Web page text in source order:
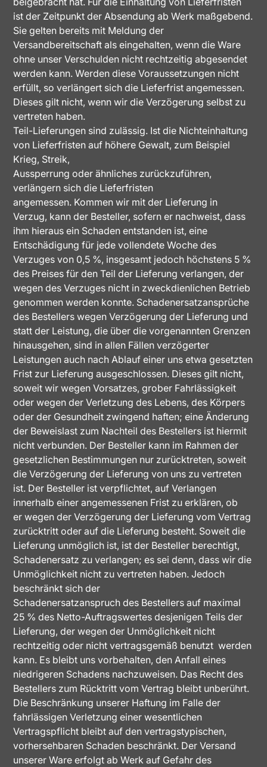
ist der Zeitpunkt der Absendung ab Werk maßgebend.
Sie gelten bereits mit Meldung der
Versandbereitschaft als eingehalten, wenn die Ware
ohne unser Verschulden nicht rechtzeitig abgesendet
werden kann. Werden diese Voraussetzungen nicht
erfüllt, so verlängert sich die Lieferfrist angemessen.
Dieses gilt nicht, wenn wir die Verzögerung selbst zu
vertreten haben.
Teil-Lieferungen sind zulässig. Ist die Nichteinhaltung
von Lieferfristen auf höhere Gewalt, zum Beispiel
Krieg, Streik,
Aussperrung oder ähnliches zurückzuführen,
verlängern sich die Lieferfristen
angemessen. Kommen wir mit der Lieferung in
Verzug, kann der Besteller, sofern er nachweist, dass
ihm hieraus ein Schaden entstanden ist, eine
Entschädigung für jede vollendete Woche des
Verzuges von 0,5 %, insgesamt jedoch höchstens 5 %
des Preises für den Teil der Lieferung verlangen, der
wegen des Verzuges nicht in zweckdienlichen Betrieb
genommen werden konnte. Schadenersatzansprüche
des Bestellers wegen Verzögerung der Lieferung und
statt der Leistung, die über die vorgenannten Grenzen
hinausgehen, sind in allen Fällen verzögerter
Leistungen auch nach Ablauf einer uns etwa gesetzten
Frist zur Lieferung ausgeschlossen. Dieses gilt nicht,
soweit wir wegen Vorsatzes, grober Fahrlässigkeit
oder wegen der Verletzung des Lebens, des Körpers
oder der Gesundheit zwingend haften; eine Änderung
der Beweislast zum Nachteil des Bestellers ist hiermit
nicht verbunden. Der Besteller kann im Rahmen der
gesetzlichen Bestimmungen nur zurücktreten, soweit
die Verzögerung der Lieferung von uns zu vertreten
ist. Der Besteller ist verpflichtet, auf Verlangen
innerhalb einer angemessenen Frist zu erklären, ob
er wegen der Verzögerung der Lieferung vom Vertrag
zurücktritt oder auf die Lieferung besteht. Soweit die
Lieferung unmöglich ist, ist der Besteller berechtigt,
Schadenersatz zu verlangen; es sei denn, dass wir die
Unmöglichkeit nicht zu vertreten haben. Jedoch
beschränkt sich der
Schadenersatzanspruch des Bestellers auf maximal
25 % des Netto-Auftragswertes desjenigen Teils der
Lieferung, der wegen der Unmöglichkeit nicht
rechtzeitig oder nicht vertragsgemäß benutzt werden
kann. Es bleibt uns vorbehalten, den Anfall eines
niedrigeren Schadens nachzuweisen. Das Recht des
Bestellers zum Rücktritt vom Vertrag bleibt unberührt.
Die Beschränkung unserer Haftung im Falle der
fahrlässigen Verletzung einer wesentlichen
Vertragspflicht bleibt auf den vertragstypischen,
vorhersehbaren Schaden beschränkt. Der Versand
unserer Ware erfolgt ab Werk auf Gefahr des